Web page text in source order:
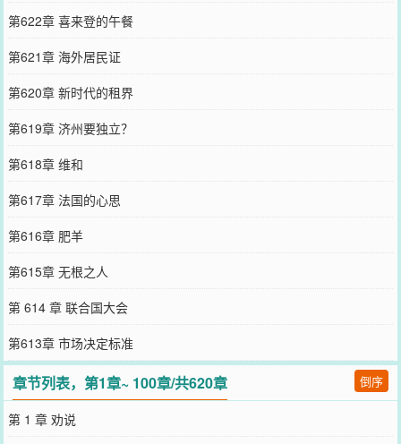
第622章 喜来登的午餐
第621章 海外居民证
第620章 新时代的租界
第619章 济州要独立？
第618章 维和
第617章 法国的心思
第616章 肥羊
第615章 无根之人
第 614 章 联合国大会
第613章 市场决定标准
章节列表，第1章~ 100章/共620章 倒序
第 1 章 劝说